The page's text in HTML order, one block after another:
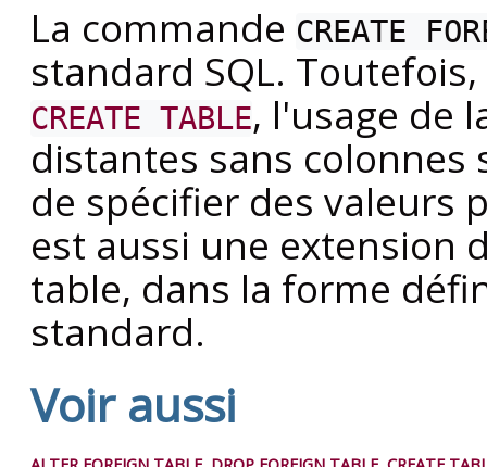
La commande CREATE
standard SQL.
CREATE TABLE, l'usage de
distantes sans
de spécifier des valeurs
est aussi une extension
table, dans la forme
standard.
Voir aussi